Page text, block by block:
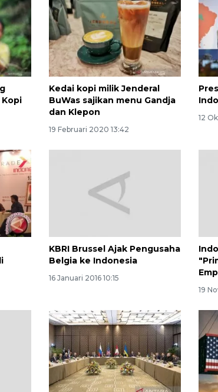
Kedai kopi milik Jenderal
BuWas sajikan menu Gandja
dan Klepon
19 Februari 2020 13:42
12
KBRI Brussel Ajak Pengusaha
Belgia ke Indonesia
16 Januari 2016 10:15
19
160 ribu
jaringan
2026-08-07